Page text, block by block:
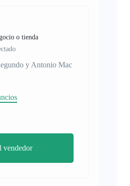
o tienda
y Antonio Mac
vendedor